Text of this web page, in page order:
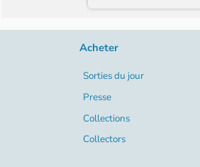
Acheter
Sorties du jour
Presse
Collections
Collectors